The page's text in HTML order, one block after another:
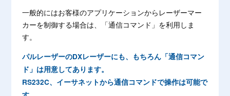
一般的にはお客様のアプリケーションからレーザーマー
カーを制御する場合は、「通信コマンド」を利用しま
す。
パルレーザーのDXレーザーにも、もちろん「通信コマン
ド」は用意してあります。
RS232C、イーサネットから通信コマンドで操作は可能で